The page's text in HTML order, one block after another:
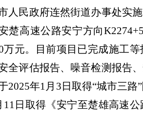
人民政府连然街道办事处实
楚高速公路安宁方向
万元。目前项目已完成施工
全评估报告、噪音检测报告
2025年1月 3 日取得“城市三路”
11 日取得《安宁至楚雄高速